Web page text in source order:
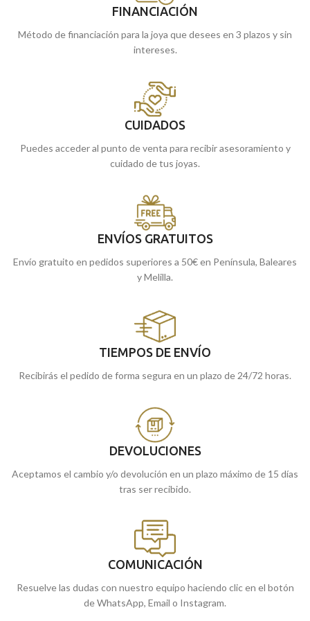
FINANCIACIÓN
Método de financiación para la joya que desees en 3 plazos y sin
intereses.
CUIDADOS
Puedes acceder al punto de venta para recibir asesoramiento y
cuidado de tus joyas.
ENVÍOS GRATUITOS
Envío gratuito en pedidos superiores a 50€ en Península, Baleares
y Melilla.
TIEMPOS DE ENVÍO
Recibirás el pedido de forma segura en un plazo de 24/72 horas.
DEVOLUCIONES
Aceptamos el cambio y/o devolución en un plazo máximo de 15 días
tras ser recibido.
COMUNICACIÓN
Resuelve las dudas con nuestro equipo haciendo clic en el botón
de WhatsApp, Email o Instagram.